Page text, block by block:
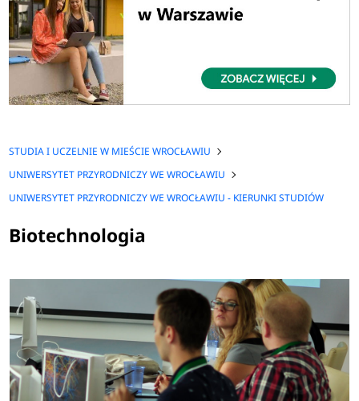
STUDIA I UCZELNIE W MIEŚCIE WROCŁAWIU
UNIWERSYTET PRZYRODNICZY WE WROCŁAWIU
UNIWERSYTET PRZYRODNICZY WE WROCŁAWIU - KIERUNKI STUDIÓW
Biotechnologia